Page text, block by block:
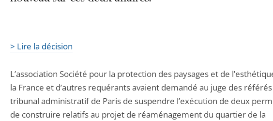
> Lire la décision
L’association Société pour la protection des paysages et de
la France et d’autres requérants avaient demandé au juge des
tribunal administratif de Paris de suspendre l’exécution de deux
de construire relatifs au projet de réaménagement du quartier de la